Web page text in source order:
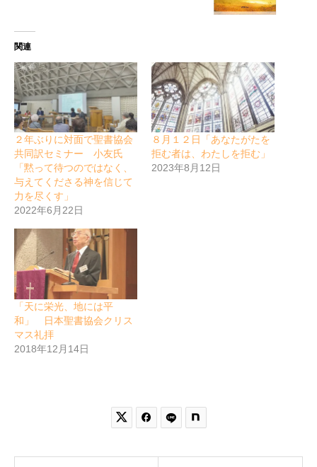
関連
２年ぶりに対面で聖書協会
共同訳セミナー 小友氏
「黙って待つのではなく、
与えてくださる神を信じて
力を尽くす」
2022年6月22日
８月１２日「あなたがたを
拒む者は、わたしを拒む」
2023年8月12日
「天に栄光、地には平
和」 日本聖書協会クリス
マス礼拝
2018年12月14日
 